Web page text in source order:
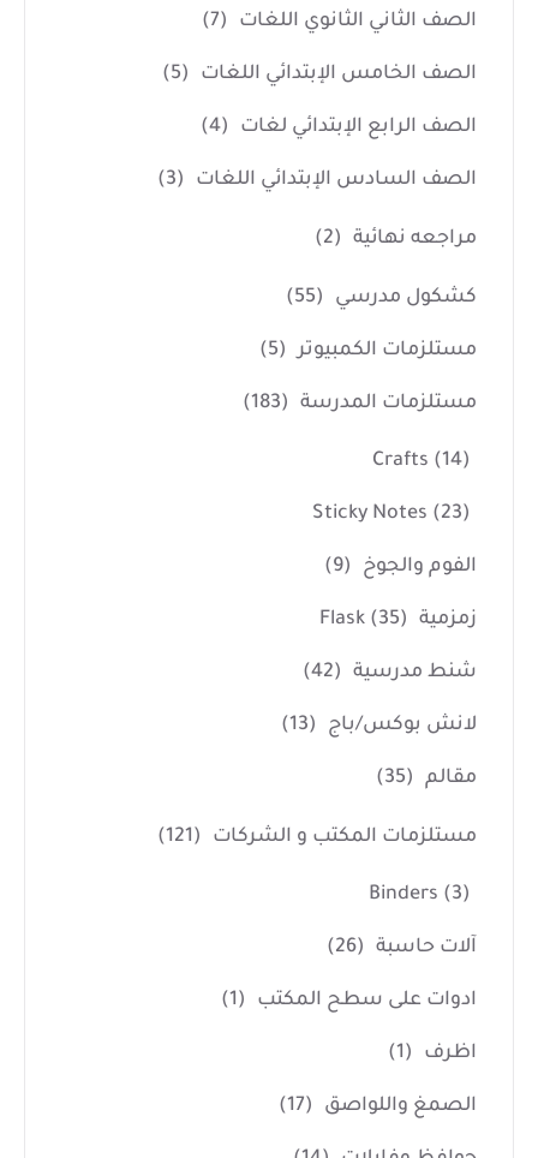
الصف الثاني الثانوي اللغات (7)
الصف الخامس الإبتدائي اللغات (5)
الصف الرابع الإبتدائي لغات (4)
الصف السادس الإبتدائي اللغات (3)
مراجعه نهائية (2)
كشكول مدرسي (55)
مستلزمات الكمبيوتر (5)
مستلزمات المدرسة (183)
Crafts (14)
Sticky Notes (23)
الفوم والجوخ (9)
زمزمية Flask (35)
شنط مدرسية (42)
لانش بوكس/باج (13)
مقالم (35)
مستلزمات المكتب و الشركات (121)
Binders (3)
آلات حاسبة (26)
ادوات على سطح المكتب (1)
اظرف (1)
الصمغ واللواصق (17)